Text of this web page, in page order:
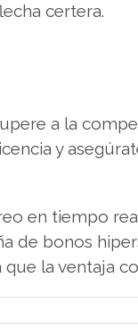
certera.
a la
y
en tiempo
de bonos
la ventaja